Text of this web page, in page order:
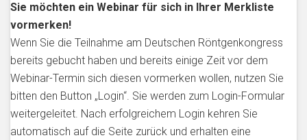
Sie möchten ein Webinar für sich in Ihrer Merkliste
vormerken!
Wenn Sie die Teilnahme am Deutschen Röntgenkongress
bereits gebucht haben und bereits einige Zeit vor dem
Webinar-Termin sich diesen vormerken wollen, nutzen Sie
bitten den Button „Login“. Sie werden zum Login-Formular
weitergeleitet. Nach erfolgreichem Login kehren Sie
automatisch auf die Seite zurück und erhalten eine